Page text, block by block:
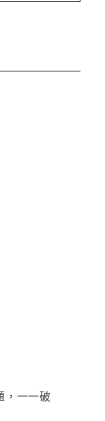
，一一破